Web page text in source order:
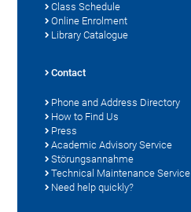
Class Schedule
Online Enrolment
Library Catalogue
Contact
Phone and Address Directory
How to Find Us
Press
Academic Advisory Service
Störungsannahme
Technical Maintenance Service
Need help quickly?